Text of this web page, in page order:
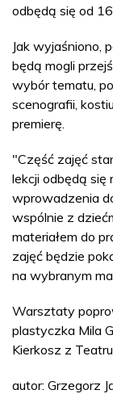
odbędą się od
Jak wyjaśniono,
będą mogli
wybór tematu,
scenografii,
premierę.
"Część zajęć
lekcji odbędą
wprowadzenia
wspólnie z
materiałem do
zajęć będzie
na wybranym
Warsztaty
plastyczka Mila
Kierkosz z
autor: Grzegorz